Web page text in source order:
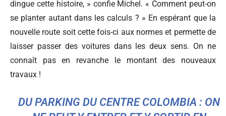
dingue cette histoire, » confie Michel. « Comment peut-on
se planter autant dans les calculs ? » En espérant que la
nouvelle route soit cette fois-ci aux normes et permette de
laisser passer des voitures dans les deux sens. On ne
connaît pas en revanche le montant des nouveaux
travaux !
DU PARKING DU CENTRE COLOMBIA : ON